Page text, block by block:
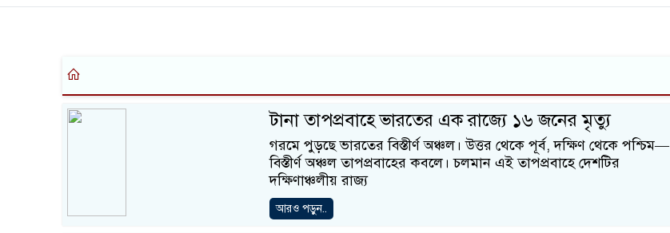
টানা তাপপ্রবাহে ভারতের এক রাজ্যে ১৬ জনের মৃত্যু
গরমে পুড়ছে ভারতের বিস্তীর্ণ অঞ্চল। উত্তর থেকে পূর্ব, দক্ষিণ থেকে পশ্চিম—
বিস্তীর্ণ অঞ্চল তাপপ্রবাহের কবলে। চলমান এই তাপপ্রবাহে দেশটির
দক্ষিণাঞ্চলীয় রাজ্য
আরও পড়ুন..